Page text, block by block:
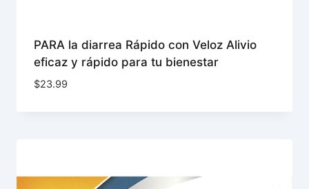
PARA la diarrea Rápido con Veloz Alivio
eficaz y rápido para tu bienestar
$23.99